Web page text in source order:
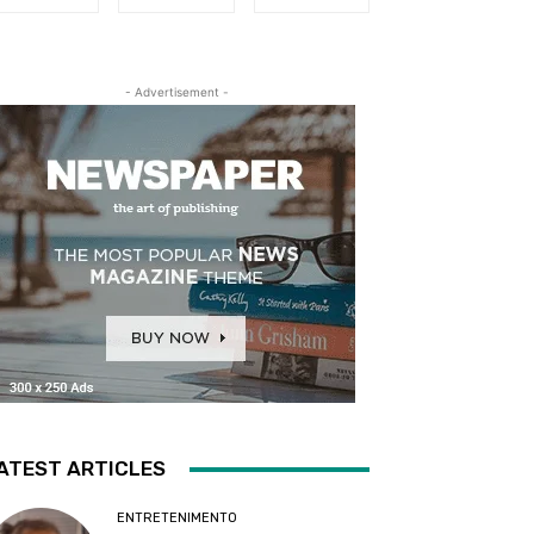
- Advertisement -
ARTICLES
ENTRETENIMENTO